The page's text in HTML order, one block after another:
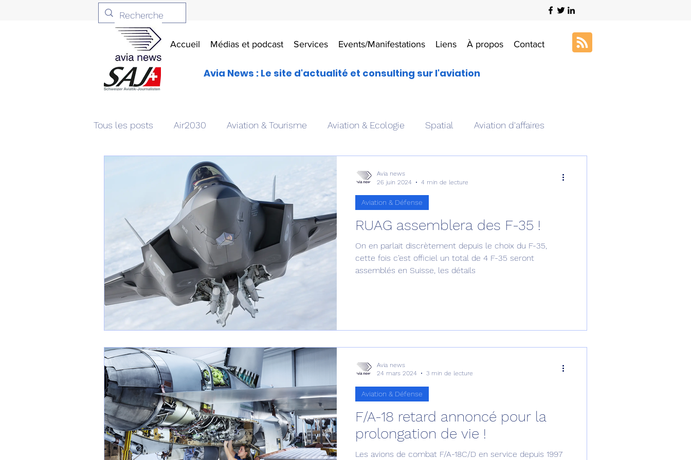
Accueil Médias et podcast Services Events/Manifestations Liens À propos Contact
Avia News : Le site d'actualité et consulting sur l'aviation
Tous les posts Air2030 Aviation & Tourisme Aviation & Ecologie Spatial Aviation d'affaires
Livres
Patrimoine aéronautique Avionique & pilotage Avion expérimental
1 er avril Motorisation Défense sol-air DSA Amphibie Drones Composante ESPACE
Shenyang J-35 Bombardier Global 6500
Airbus H145M Opération militaire au Vénézuela Simulateur avion de combat Avionneurs
Tiltrotors
RUAG assemblera des F-35 !
On en parlait discrètement depuis le choix du F-35,
cette fois c’est officiel un total de 4 F-35 seront
assemblés en Suisse, les détails
Aviation & Défense
Avia news
26 juin 2024
4 min de lecture
F/A-18 retard annoncé pour la
prolongation de vie !
Les avions de combat F/A-18C/D en service depuis 1997
Aviation & Défense
Avia news
24 mars 2024
3 min de lecture